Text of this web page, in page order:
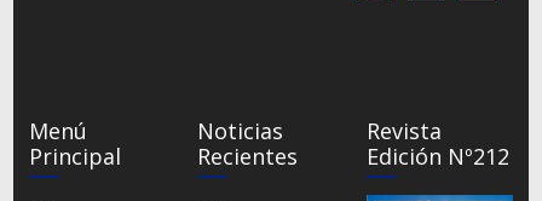
Menú
Principal
Noticias
Recientes
Revista
Edición Nº212